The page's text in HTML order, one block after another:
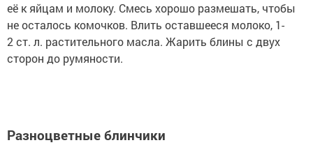
её к яйцам и молоку. Смесь хорошо размешать, чтобы
не осталось комочков. Влить оставшееся молоко, 1-
2 ст. л. растительного масла. Жарить блины с двух
сторон до румяности.
Разноцветные блинчики